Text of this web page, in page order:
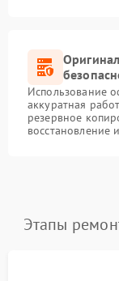
Использование
аккуратная
резервное
Этапы